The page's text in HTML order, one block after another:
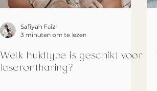
Safiyah Faizi
3 minuten om te lezen
Welk huidtype is geschikt voor
laserontharing?